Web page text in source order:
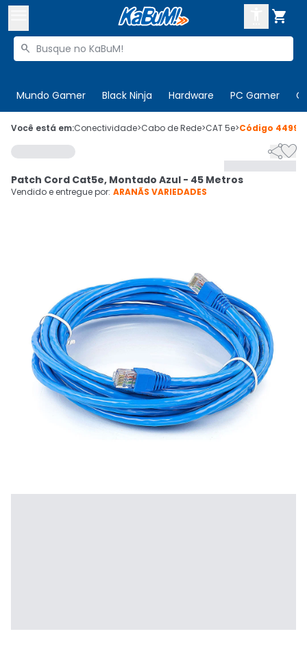

Buscar produtos

Mundo Gamer Black Ninja Hardware PC Gamer
 Olá. Acesse sua conta
 Departamentos
Cupons
CADASTRE-SE
Você está em:Conectividade>Cabo de Rede>CAT 5e>Código

Patch Cord Cat5e, Montado Azul - 45 Metros
Vendido e entregue por: ARANÃS VARIEDADES